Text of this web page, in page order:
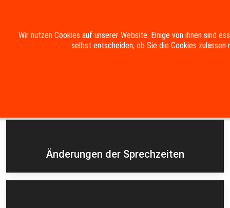
Impressum Datenschutzerklärung
Änderungen der Sprechzeiten
Wir nutzen Cookies auf unserer Website. Einige von ihnen sind
selbst entscheiden, ob Sie die Cookies